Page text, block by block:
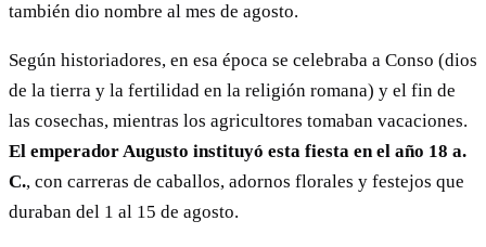
también dio nombre al mes de agosto.
Según historiadores, en esa época se celebraba a Conso (dios
de la tierra y la fertilidad en la religión romana) y el fin de
las cosechas, mientras los agricultores tomaban vacaciones.
El emperador Augusto instituyó esta fiesta en el año 18 a.
C., con carreras de caballos, adornos florales y festejos que
duraban del 1 al 15 de agosto.